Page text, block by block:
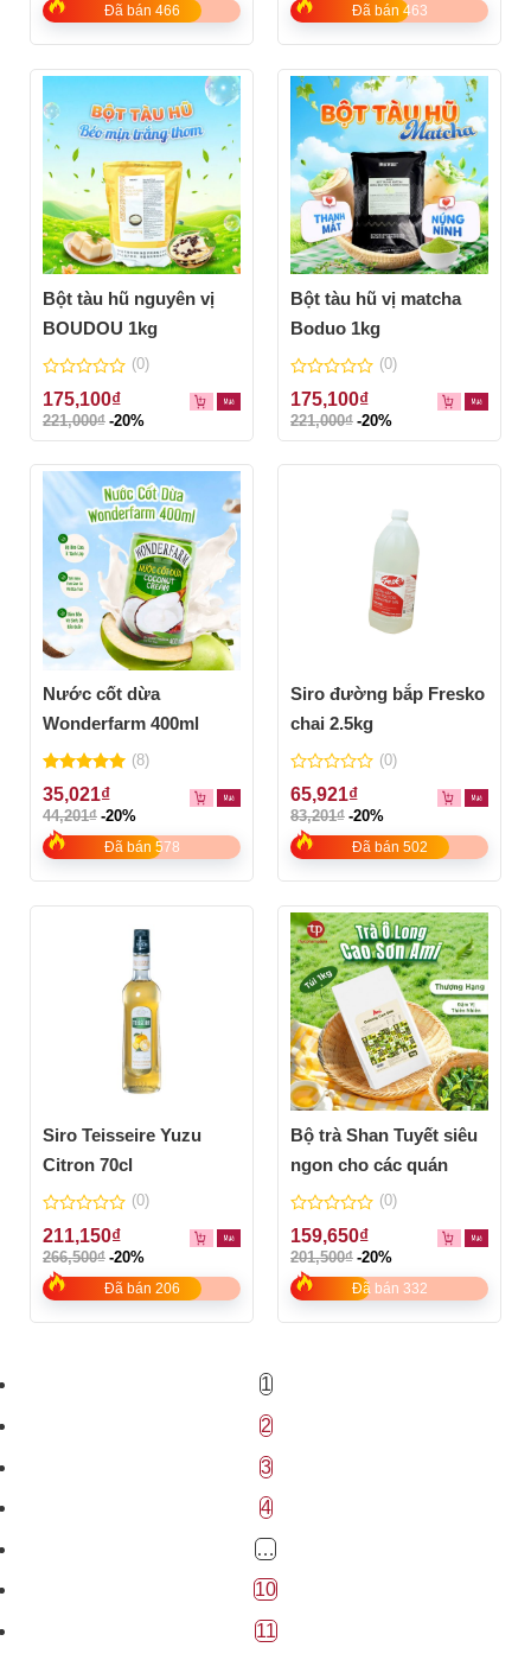
5
Đã bán 466
5
Đã bán 463
Bột tàu hũ nguyên vị
BOUDOU 1kg
0
out
of
(0)
175,100₫
221,000₫ -20%
Bột tàu hũ vị matcha
Boduo 1kg
0
out
of
(0)
175,100₫
221,000₫ -20%
Nước cốt dừa
Wonderfarm 400ml
5.00out of
5
(8)
35,021₫
44,201₫ -20%
Đã bán 578
Siro đường bắp Fresko
chai 2.5kg
0
out
of
5
(0)
65,921₫
83,201₫ -20%
Đã bán 502
Siro Teisseire Yuzu
Citron 70cl
0
out
of
5
(0)
211,150₫
266,500₫ -20%
Đã bán 206
Bộ trà Shan Tuyết siêu
ngon cho các quán
0
out
of
5
(0)
159,650₫
201,500₫ -20%
Đã bán 332
1
2
3
4
…
10
11